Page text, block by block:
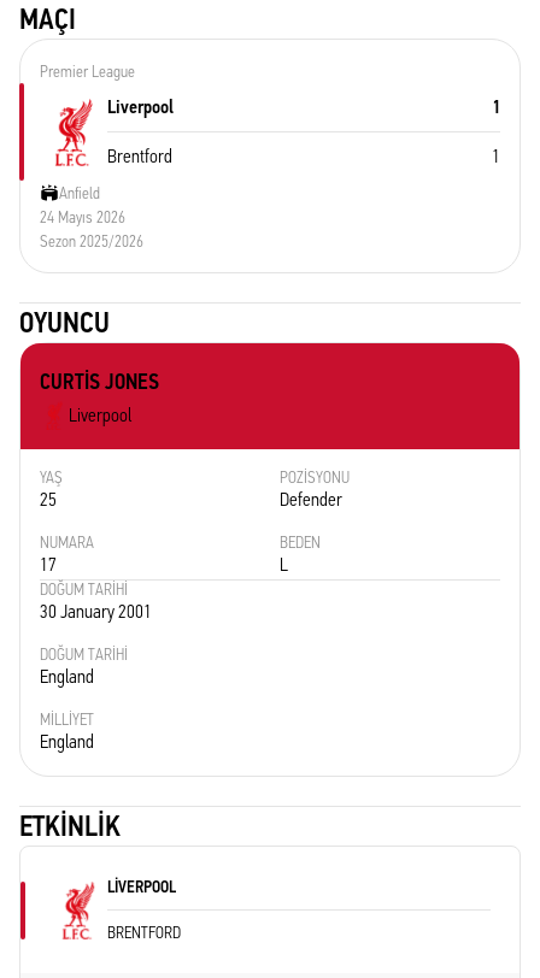
MAÇI
Premier League
Liverpool 1
Brentford 1
Anfield
24 Mayıs 2026
Sezon 2025/2026
OYUNCU
CURTIS JONES
Liverpool
YAŞ
25
POZISYONU
Defender
NUMARA
17
BEDEN
L
DOĞUM TARIHI
30 January 2001
DOĞUM TARIHI
England
MILLIYET
England
ETKINLIK
LIVERPOOL
BRENTFORD